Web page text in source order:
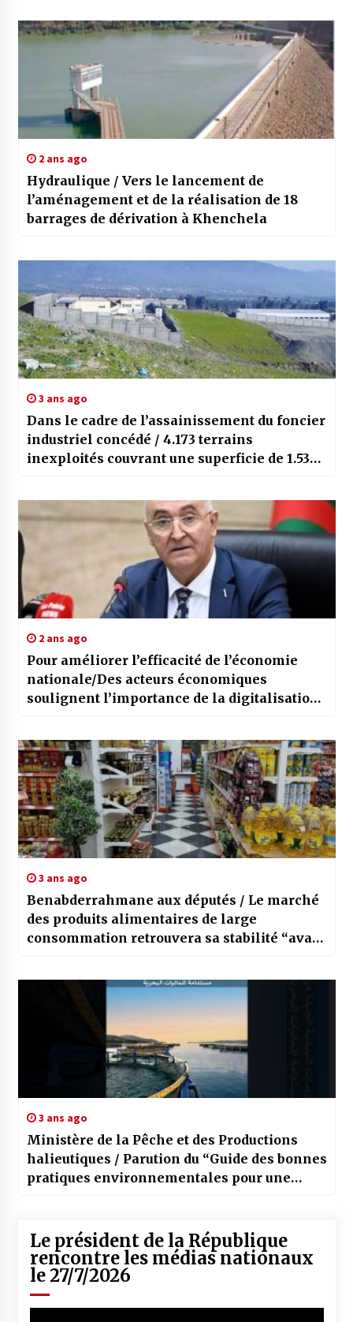
contexte mondial
2 ans ago
Hydraulique / Vers le lancement de
l’aménagement et de la réalisation de 18
barrages de dérivation à Khenchela
3 ans ago
Dans le cadre de l’assainissement du foncier
industriel concédé / 4.173 terrains
inexploités couvrant une superficie de 1.530
2 ans ago
Pour améliorer l’efficacité de l’économie
nationale/Des acteurs économiques
soulignent l’importance de la digitalisation
3 ans ago
Benabderrahmane aux députés / Le marché
des produits alimentaires de large
consommation retrouvera sa stabilité “avant
3 ans ago
Ministère de la Pêche et des Productions
halieutiques / Parution du “Guide des bonnes
pratiques environnementales pour une
Le président de la République
rencontre les médias nationaux
le 27/7/2026